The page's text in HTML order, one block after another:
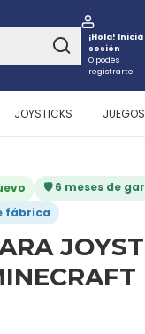
¡Hola! Iniciá
sesión
O podés
registrarte
JOYSTICKS
🛡️ 6 meses de
fábrica